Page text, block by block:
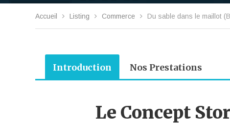
Accueil Listing Commerce Du sable dans le maillot
Introduction Nos Prestations
Le Concept